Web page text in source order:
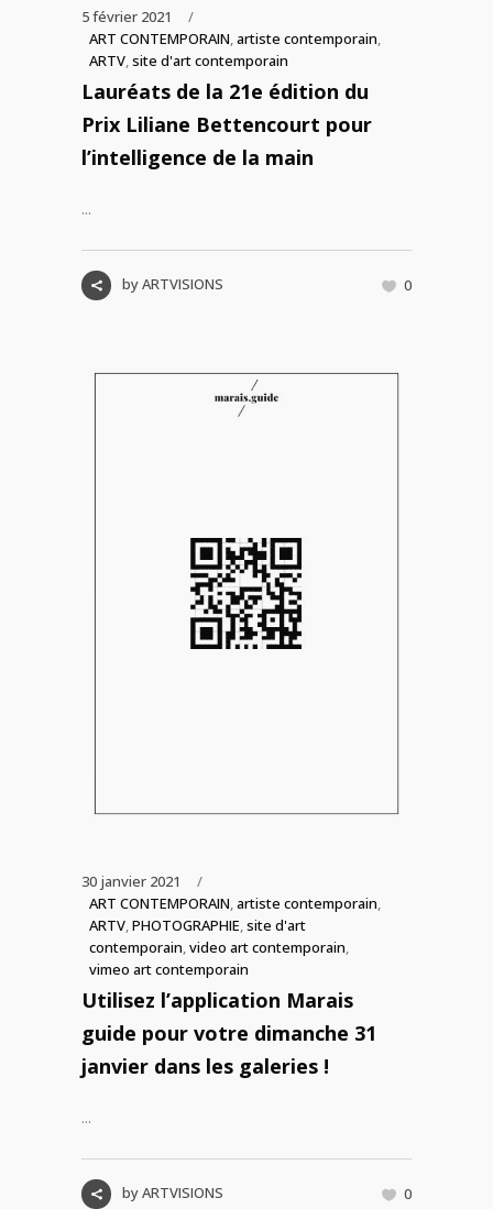
5 février 2021
ART CONTEMPORAIN artiste contemporain
ARTV site d'art contemporain
Lauréats de la 21e édition du
Prix Liliane Bettencourt pour
l’intelligence de la main
...
byARTVISIONS 0
30 janvier 2021
ART CONTEMPORAIN,artiste contemporain,
ARTV,PHOTOGRAPHIE,site d'art
contemporain,video art contemporain,
vimeo art contemporain
Utilisez l’application Marais
guide pour votre dimanche 31
janvier dans les galeries !
...
byARTVISIONS 0